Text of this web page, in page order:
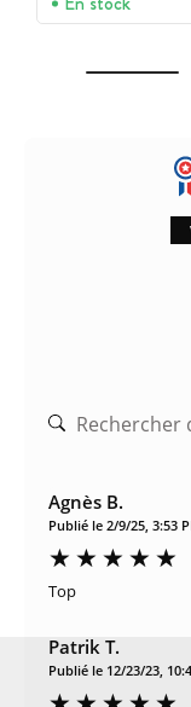
Agnès B.
Publié le 2/9/25, 3:53
Top
Patrik T.
Publié le 12/23/23,